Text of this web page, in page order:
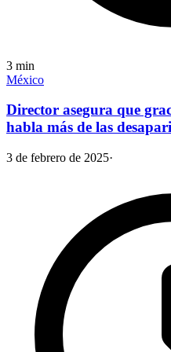
3 min
México
Director asegura que
habla más de las
3 de febrero de 2025·